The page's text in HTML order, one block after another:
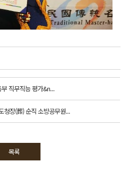
직무직능 평가&n...
청장(葬) 순직 소방공무원...
목록